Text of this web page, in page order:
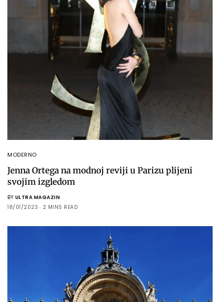
MODERNO
Jenna Ortega na modnoj reviji u Parizu plijeni
svojim izgledom
BY ULTRA MAGAZIN
18/01/2023
2 MINS READ